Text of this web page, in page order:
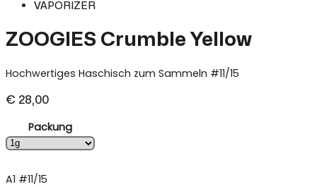
VAPORIZER
ZOOGIES Crumble Yellow
Hochwertiges Haschisch zum Sammeln #11/15
€ 28,00
Packung
A1 #11/15